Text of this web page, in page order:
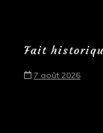
Fait
7 août 2026